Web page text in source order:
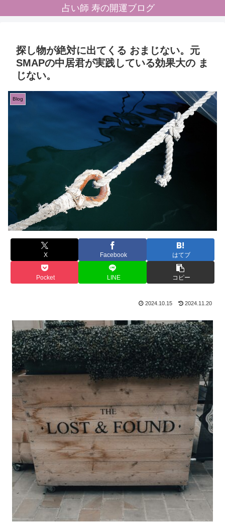
占い師 寿の開運ブログ
探し物が絶対に出てくる おまじない。元
SMAPの中居君が実践している効果大の ま
じない。
Blog
X Facebook はてブ
Pocket LINE コピー
2024.10.15 2024.11.20